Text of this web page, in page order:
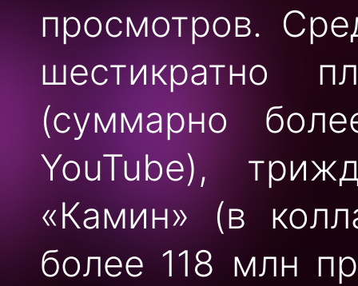
просмотров.
шестикратно
(суммарно
YouTube),
«Камин» (в
более 118 млн